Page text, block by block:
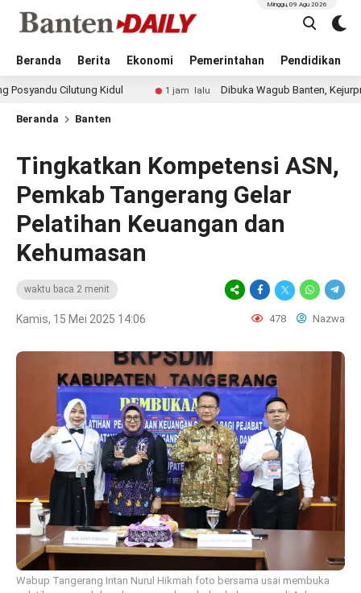
Beranda Berita Ekonomi Pemerintahan Pendidikan
Minggu, 09 Agu 2026
Cilutung Kidul 1 jam lalu Dibuka Wagub Banten, Kejurprov Catur
Beranda Banten
Tingkatkan Kompetensi ASN,
Pemkab Tangerang Gelar
Pelatihan Keuangan dan
Kehumasan
waktu baca 2 menit
Kamis, 15 Mei 2025 14:06 478 Nazwa
Wabup Tangerang Intan Nurul Hikmah foto bersama usai membuka